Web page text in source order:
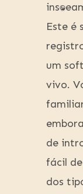
Este é
um
vivo.
de
fácil
dos